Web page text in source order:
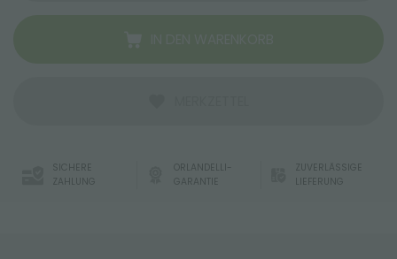
SICHERE
ZAHLUNG
ORLANDELLI-
GARANTIE
ZUVERLÄSSIGE
LIEFERUNG